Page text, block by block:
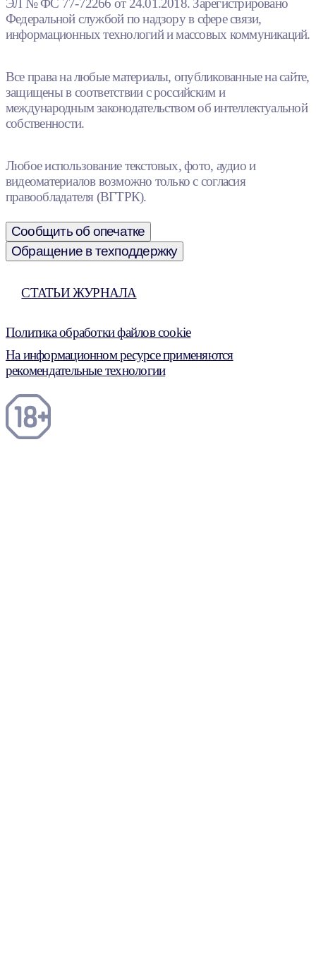
ЭЛ № ФС 77-72266 от 24.01.2018. Зарегистрировано
Федеральной службой по надзору в сфере связи,
информационных технологий и массовых коммуникаций.
Все права на любые материалы, опубликованные на сайте,
защищены в соответствии с российским и
международным законодательством об интеллектуальной
собственности.
Любое использование текстовых, фото, аудио и
видеоматериалов возможно только с согласия
правообладателя (ВГТРК).
Сообщить об опечатке
Обращение в техподдержку
СТАТЬИ ЖУРНАЛА
Политика обработки файлов cookie
На информационном ресурсе применяются
рекомендательные технологии